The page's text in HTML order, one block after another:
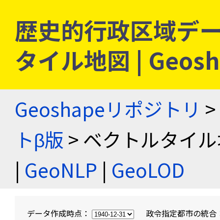
歴史的行政区域デ
タイル地図 |
Geoshapeリポジトリ >
トβ版 > ベクトルタイ
| GeoNLP | GeoLOD
データ作成時点： 政令指定都市の統